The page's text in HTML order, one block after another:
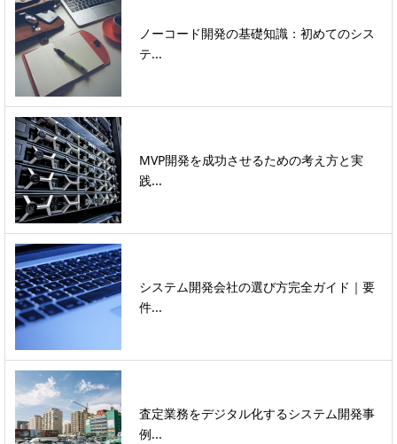
ノーコード開発の基礎知識：初めてのシス
テ...
MVP開発を成功させるための考え方と実
践...
システム開発会社の選び方完全ガイド｜要
件...
査定業務をデジタル化するシステム開発事
例...